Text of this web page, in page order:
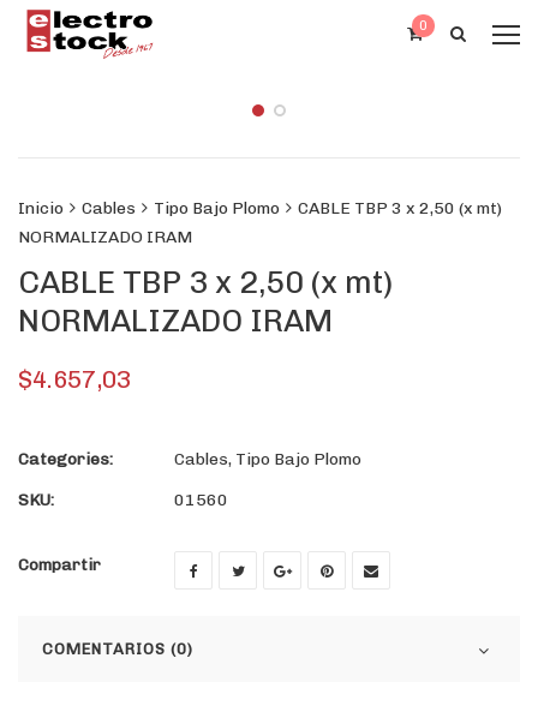
0
Inicio Cables Tipo Bajo Plomo
CABLE TBP 3 x 2,50 (x mt)
NORMALIZADO IRAM
CABLE TBP 3 x 2,50 (x mt)
NORMALIZADO IRAM
$4.657,03
Categories: Cables, Tipo Bajo Plomo
SKU:
01560
Compartir
COMENTARIOS (0)